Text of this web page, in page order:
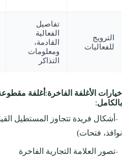
الترويج
للفعاليات
تفاصيل
الفعالية
القادمة،
ومعلومات
التذاكر
خيارات الأغلفة الفاخرة: أغلفة
بالكامل:
- أشكال فريدة تتجاوز المستطيل
نوافذ، فتحات)
-تصور العلامة التجارية الفاخرة